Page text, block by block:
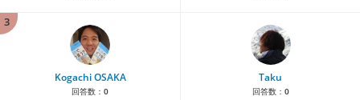
3
Kogachi OSAKA
回答数： 0
Taku
回答数： 0